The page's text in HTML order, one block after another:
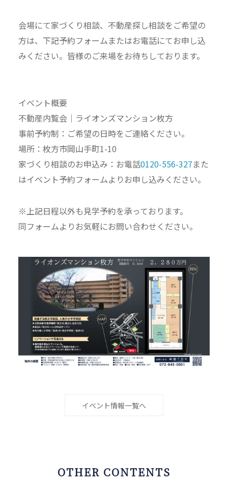
会場にて家づくり相談、不動産探し相談をご希望の
方は、下記予約フォームまたはお電話にてお申し込
みください。皆様のご来場をお待ちしております。
イベント概要
不動産内覧会｜ライオンズマンション枚方
事前予約制：ご希望の日時をご連絡ください。
場所：枚方市岡山手町1-10
家づくり相談のお申込み：お電話0120-556-327また
はイベント予約フォームよりお申し込みください。
※上記日程以外も見学予約を承っております。
同フォームよりお気軽にお問い合わせください。
イベント情報一覧へ
OTHER CONTENTS